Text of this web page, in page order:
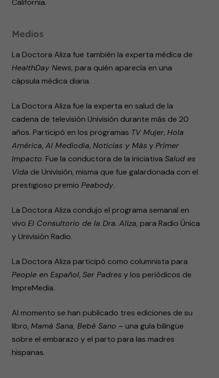
California.
Medios
La Doctora Aliza fue también la experta médica de
HealthDay News, para quién aparecía en una
cápsula médica diaria.
La Doctora Aliza fue la experta en salud de la
cadena de televisión Univisión durante más de 20
años. Participó en los programas TV Mujer, Hola
América, Al Mediodía, Noticias y Más yPrimer
Impacto. Fue la conductora de la iniciativa Salud es
Vida de Univisión, misma que fue galardonada con el
prestigioso premio Peabody.
La Doctora Aliza condujo el programa semanal en
vivo El Consultorio de la Dra. Aliza, para Radio Única
y Univisión Radio.
La Doctora Aliza participó como columnista para
People en Español, Ser Padres y los periódicos de
ImpreMedia.
Al momento se han publicado tres ediciones de su
libro, Mamá Sana, Bebé Sano – una guía bilingüe
sobre el embarazo y el parto para las madres
hispanas.